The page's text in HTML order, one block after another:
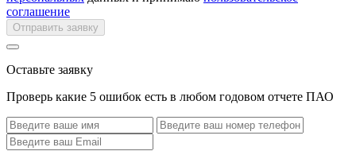
соглашение
Отправить заявку
Оставьте заявку
Проверь какие 5 ошибок есть в любом годовом отчете ПАО